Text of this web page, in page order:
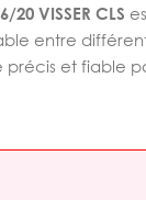
20 VISSER CLS
entre
précis et fiable